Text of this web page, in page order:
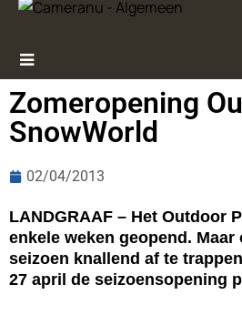
Zomeropening
SnowWorld
02/04/2013
LANDGRAAF – Het Outdoor
enkele weken geopend. Maar
seizoen knallend af te
27 april de seizoensopening